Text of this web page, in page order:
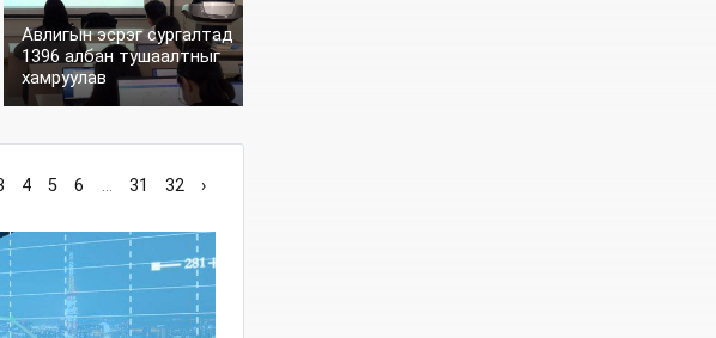
Авлигын эсрэг сургалтад
1396 албан тушаалтныг
хамруулав
4 5 6 ... 31 32 ›